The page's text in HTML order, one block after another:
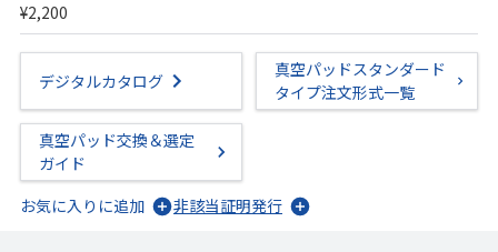
¥2,200
デジタルカタログ
真空パッドスタンダード
タイプ注文形式一覧
真空パッド交換＆選定
ガイド
お気に入りに追加
非該当証明発行